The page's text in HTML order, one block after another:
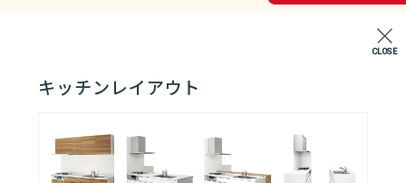
エントランス
キッチン | STEDIA
キッチンレイアウト
CLOSE
07